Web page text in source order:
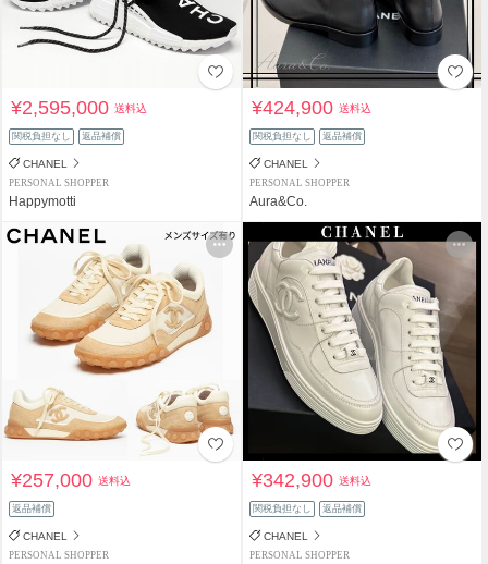
¥2,595,000送料込
関税負担なし 返品補償
CHANEL
PERSONAL SHOPPER
Happymotti
¥424,900送料込
関税負担なし 返品補償
CHANEL
PERSONAL SHOPPER
Aura&Co.
¥257,000送料込
返品補償
CHANEL
PERSONAL SHOPPER
¥342,900送料込
関税負担なし 返品補償
CHANEL
PERSONAL SHOPPER